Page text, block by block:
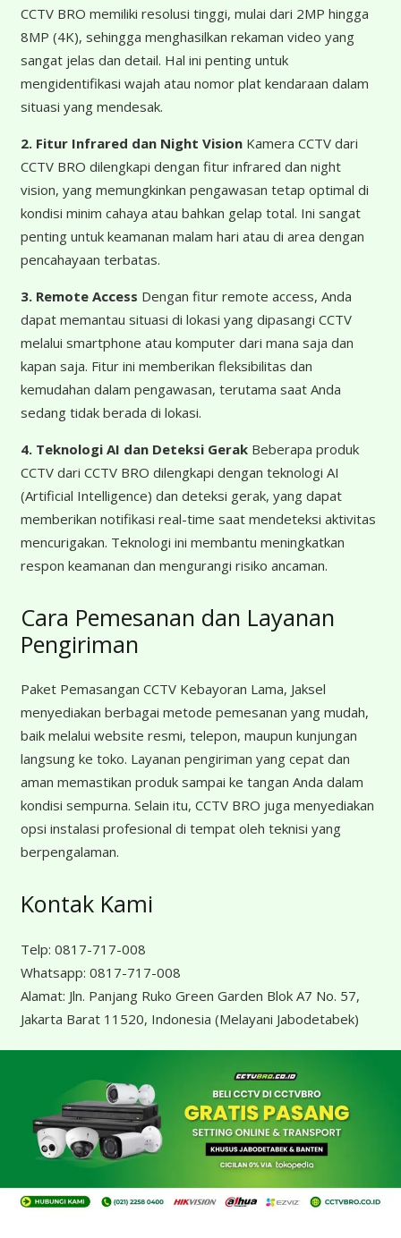
CCTV BRO memiliki resolusi tinggi, mulai dari 2MP hingga
8MP (4K), sehingga menghasilkan rekaman video yang
sangat jelas dan detail. Hal ini penting untuk
mengidentifikasi wajah atau nomor plat kendaraan dalam
situasi yang mendesak.
2. Fitur Infrared dan Night VisionKamera CCTV dari
CCTV BRO dilengkapi dengan fitur infrared dan night
vision, yang memungkinkan pengawasan tetap optimal di
kondisi minim cahaya atau bahkan gelap total. Ini sangat
penting untuk keamanan malam hari atau di area dengan
pencahayaan terbatas.
3. Remote Access Dengan fitur remote access, Anda
dapat memantau situasi di lokasi yang dipasangi CCTV
melalui smartphone atau komputer dari mana saja dan
kapan saja. Fitur ini memberikan fleksibilitas dan
kemudahan dalam pengawasan, terutama saat Anda
sedang tidak berada di lokasi.
4. Teknologi AI dan Deteksi GerakBeberapa produk
CCTV dari CCTV BRO dilengkapi dengan teknologi AI
(Artificial Intelligence) dan deteksi gerak, yang dapat
memberikan notifikasi real-time saat mendeteksi aktivitas
mencurigakan. Teknologi ini membantu meningkatkan
respon keamanan dan mengurangi risiko ancaman.
Cara Pemesanan dan Layanan
Pengiriman
Paket Pemasangan CCTV Kebayoran Lama, Jaksel
menyediakan berbagai metode pemesanan yang mudah,
baik melalui website resmi, telepon, maupun kunjungan
langsung ke toko. Layanan pengiriman yang cepat dan
aman memastikan produk sampai ke tangan Anda dalam
kondisi sempurna. Selain itu, CCTV BRO juga menyediakan
opsi instalasi profesional di tempat oleh teknisi yang
berpengalaman.
Kontak Kami
Telp: 0817-717-008
Whatsapp: 0817-717-008
Alamat: Jln. Panjang Ruko Green Garden Blok A7 No. 57,
Jakarta Barat 11520, Indonesia (Melayani Jabodetabek)